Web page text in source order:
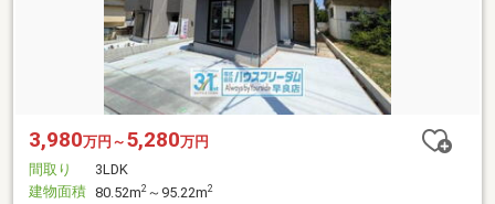
3,980万円～ 5,280万円
間取り
3LDK
建物面積 80.52m2 ～95.22m2